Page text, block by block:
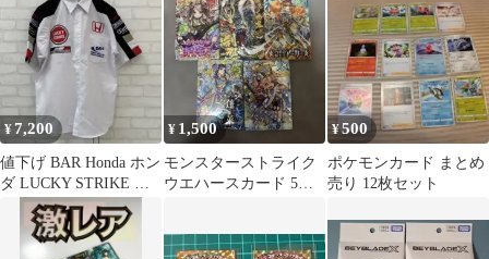
トライクヴルム
¥7,200
値下げ BAR Honda ホン
ダ LUCKY STRIKE ピ
ット シャツ M
¥ 1,500
モンスターストライク
ウエハースカード 5枚
¥500
ポケモンカード まとめ
売り 12枚セット